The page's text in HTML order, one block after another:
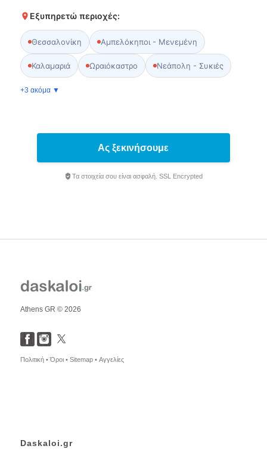
Εξυπηρετώ περιοχές:
Θεσσαλονίκη Αμπελόκηποι - Μενεμένη
Καλαμαριά Ωραιόκαστρο Νεάπολη - Συκιές
+3 ακόμα ▼
Ας ξεκινήσουμε
Τα στοιχεία σου είναι ασφαλή. SSL Encrypted
Athens GR © 2026
Πολιτική •Όροι • Sitemap • Αγγελίες
Daskaloi.gr